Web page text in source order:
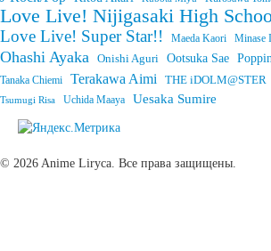
Love Live! Nijigasaki High
Love Live! Super Star!! Maeda Kaori Minase
Ohashi Ayaka Onishi Aguri Ootsuka Sae
Tanaka Chiemi Terakawa Aimi THE iDOLM@STER
Tsumugi Risa Uchida Maaya Uesaka Sumire
© 2026 Anime Liryca. Все права защищены.